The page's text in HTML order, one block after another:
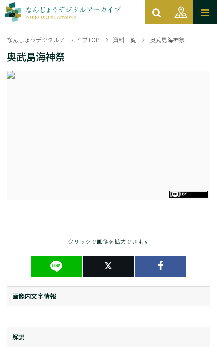
なんじょうデジタルアーカイブTOP 資料一覧 奥武島海神祭
奥武島海神祭
クリックで画像を拡大できます
画像内文字情報
ー
解説